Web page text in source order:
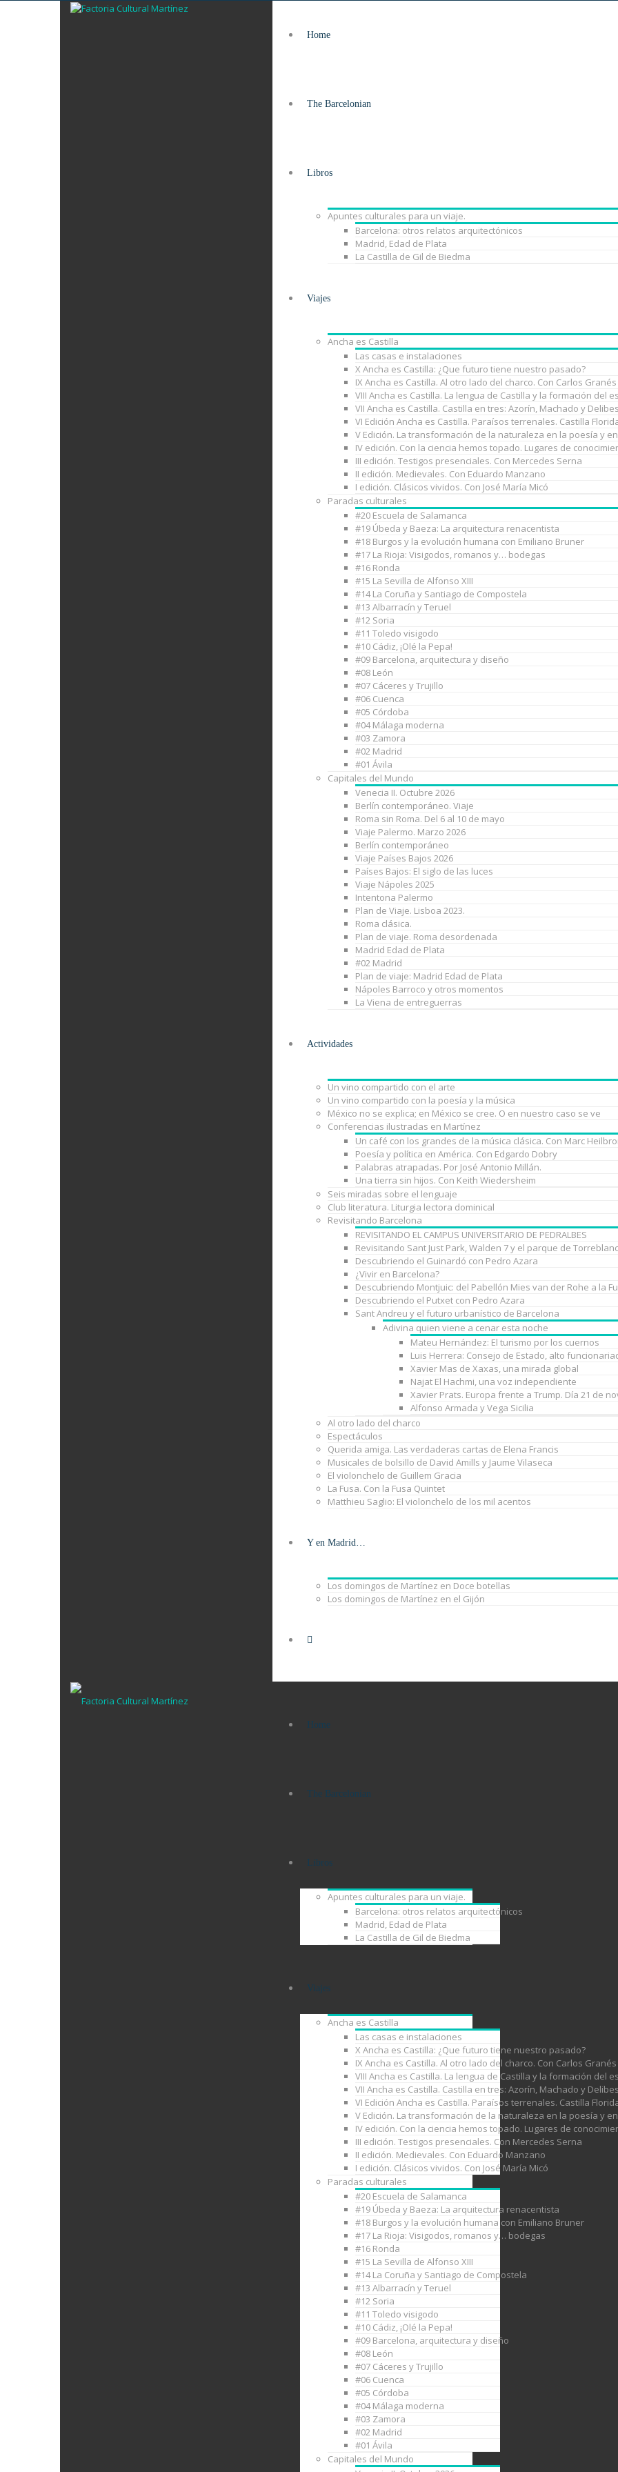
Home
The Barcelonian
Libros
Apuntes culturales para un viaje.
Barcelona: otros relatos arquitectónicos
Madrid, Edad de Plata
La Castilla de Gil de Biedma
Viajes
Ancha es Castilla
Las casas e instalaciones
X Ancha es Castilla: ¿Que futuro tiene nuestro pasado?
IX Ancha es Castilla. Al otro lado del charco. Con Carlos Granés
VIII Ancha es Castilla. La lengua de Castilla y la formación del
VII Ancha es Castilla. Castilla en tres: Azorín, Machado y
VI Edición Ancha es Castilla. Paraísos terrenales. Castilla
V Edición. La transformación de la naturaleza en la poesía y
IV edición. Con la ciencia hemos topado. Lugares de
III edición. Testigos presenciales. Con Mercedes Serna
II edición. Medievales. Con Eduardo Manzano
I edición. Clásicos vividos. Con José María Micó
Paradas culturales
#20 Escuela de Salamanca
#19 Úbeda y Baeza: La arquitectura renacentista
#18 Burgos y la evolución humana con Emiliano Bruner
#17 La Rioja: Visigodos, romanos y… bodegas
#16 Ronda
#15 La Sevilla de Alfonso XIII
#14 La Coruña y Santiago de Compostela
#13 Albarracín y Teruel
#12 Soria
#11 Toledo visigodo
#10 Cádiz, ¡Olé la Pepa!
#09 Barcelona, arquitectura y diseño
#08 León
#07 Cáceres y Trujillo
#06 Cuenca
#05 Córdoba
#04 Málaga moderna
#03 Zamora
#02 Madrid
#01 Ávila
Capitales del Mundo
Venecia II. Octubre 2026
Berlín contemporáneo. Viaje
Roma sin Roma. Del 6 al 10 de mayo
Viaje Palermo. Marzo 2026
Berlín contemporáneo
Viaje Países Bajos 2026
Países Bajos: El siglo de las luces
Viaje Nápoles 2025
Intentona Palermo
Plan de Viaje. Lisboa 2023.
Roma clásica.
Plan de viaje. Roma desordenada
Madrid Edad de Plata
#02 Madrid
Plan de viaje: Madrid Edad de Plata
Nápoles Barroco y otros momentos
La Viena de entreguerras
Actividades
Un vino compartido con el arte
Un vino compartido con la poesía y la música
México no se explica; en México se cree. O en nuestro caso se ve
Conferencias ilustradas en Martínez
Un café con los grandes de la música clásica. Con Marc
Poesía y política en América. Con Edgardo Dobry
Palabras atrapadas. Por José Antonio Millán.
Una tierra sin hijos. Con Keith Wiedersheim
Seis miradas sobre el lenguaje
Club literatura. Liturgia lectora dominical
Revisitando Barcelona
REVISITANDO EL CAMPUS UNIVERSITARIO DE PEDRALBES
Revisitando Sant Just Park, Walden 7 y el parque de
Descubriendo el Guinardó con Pedro Azara
¿Vivir en Barcelona?
Descubriendo Montjuic: del Pabellón Mies van der Rohe a la
Descubriendo el Putxet con Pedro Azara
Sant Andreu y el futuro urbanístico de Barcelona
Adivina quien viene a cenar esta noche
Mateu Hernández: El turismo por los cuernos
Luis Herrera: Consejo de Estado, alto
Xavier Mas de Xaxas, una mirada global
Najat El Hachmi, una voz independiente
Xavier Prats. Europa frente a Trump. Día 21 de
Alfonso Armada y Vega Sicilia
Al otro lado del charco
Espectáculos
Querida amiga. Las verdaderas cartas de Elena Francis
Musicales de bolsillo de David Amills y Jaume Vilaseca
El violonchelo de Guillem Gracia
La Fusa. Con la Fusa Quintet
Matthieu Saglio: El violonchelo de los mil acentos
Y en Madrid…
Los domingos de Martínez en Doce botellas
Los domingos de Martínez en el Gijón
Home
The Barcelonian
Libros
Apuntes culturales para un viaje.
Barcelona: otros relatos arquitectónicos
Madrid, Edad de Plata
La Castilla de Gil de Biedma
Viajes
Ancha es Castilla
Las casas e instalaciones
X Ancha es Castilla: ¿Que futuro tiene nuestro pasado?
IX Ancha es Castilla. Al otro lado del charco. Con Carlos Granés
VIII Ancha es Castilla. La lengua de Castilla y la formación del
VII Ancha es Castilla. Castilla en tres: Azorín, Machado y
VI Edición Ancha es Castilla. Paraísos terrenales. Castilla
V Edición. La transformación de la naturaleza en la poesía y
IV edición. Con la ciencia hemos topado. Lugares de
III edición. Testigos presenciales. Con Mercedes Serna
II edición. Medievales. Con Eduardo Manzano
I edición. Clásicos vividos. Con José María Micó
Paradas culturales
#20 Escuela de Salamanca
#19 Úbeda y Baeza: La arquitectura renacentista
#18 Burgos y la evolución humana con Emiliano Bruner
#17 La Rioja: Visigodos, romanos y… bodegas
#16 Ronda
#15 La Sevilla de Alfonso XIII
#14 La Coruña y Santiago de Compostela
#13 Albarracín y Teruel
#12 Soria
#11 Toledo visigodo
#10 Cádiz, ¡Olé la Pepa!
#09 Barcelona, arquitectura y diseño
#08 León
#07 Cáceres y Trujillo
#06 Cuenca
#05 Córdoba
#04 Málaga moderna
#03 Zamora
#02 Madrid
#01 Ávila
Capitales del Mundo